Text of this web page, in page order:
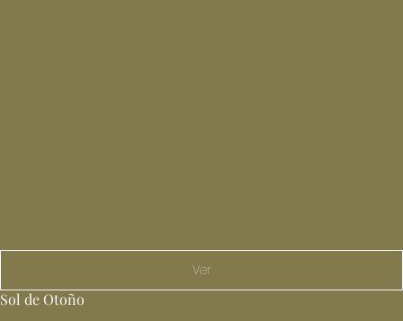
Ver
Sol de Otoño